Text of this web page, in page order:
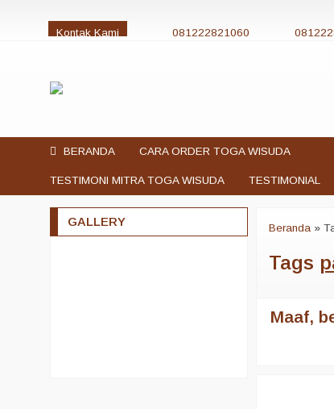
Kontak Kami 081222821060
BERANDA CARA ORDER TOGA WISUDA
TESTIMONI MITRA TOGA WISUDA TESTIMONIAL
Beranda »
Tags
Maaf,
GALLERY